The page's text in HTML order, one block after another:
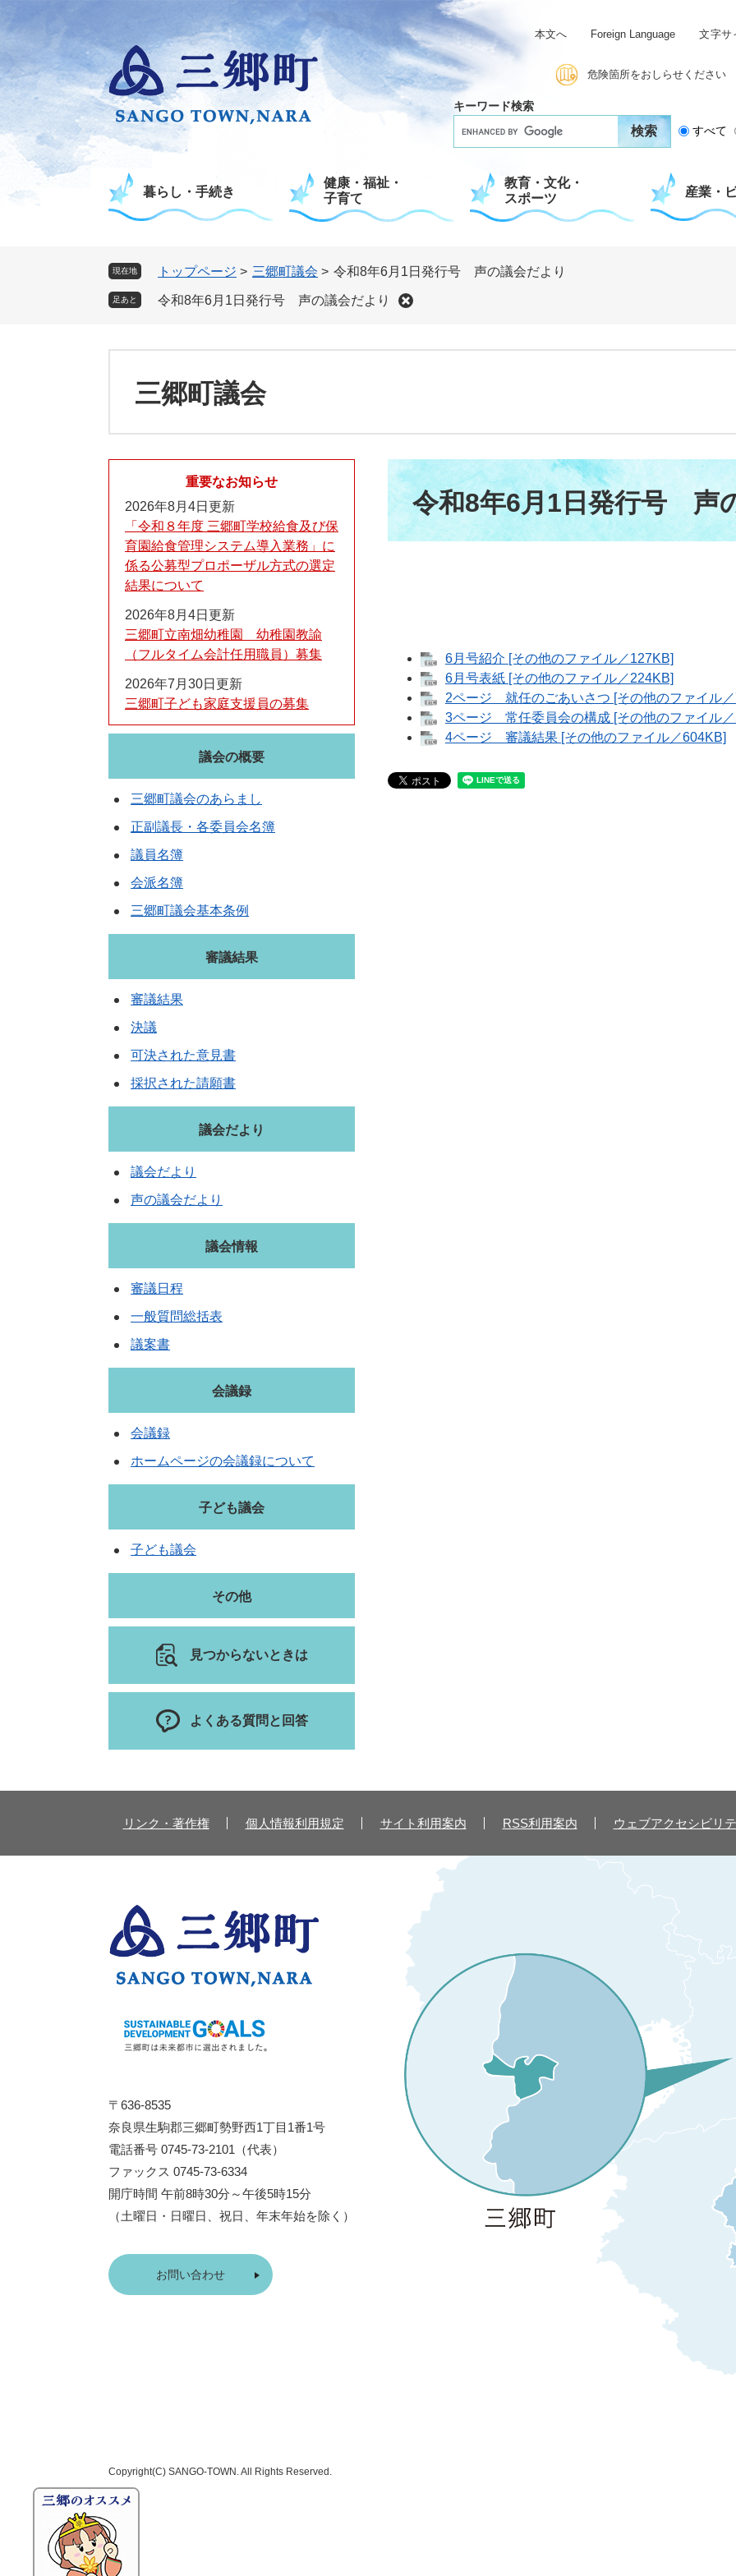
ー
の
先
で
ニ
ー
を
ば
本文へ Foreign Language 文字サ
危険箇所をおしらせください
キーワード検索
ム
検
すべて
暮らし・手続き
健康・福祉・
子育て
教育・文化・
スポーツ
産業・
現在地 トップページ > 三郷町議会 > 令和8年6月1日発行号 声の議会だより
足あと 令和8年6月1日発行号 声の議会だより
三郷町議会
文
令和8年6月1日発行号 声
6月号紹介 [その他のファイル／127KB]
6月号表紙 [その他のファイル／224KB]
2ページ 就任のごあいさつ [その他のファイル
3ページ 常任委員会の構成 [その他のファイル
4ページ 審議結果 [その他のファイル／604KB]
重要なお知らせ
2026年8月4日更新
「令和８年度 三郷町学校給食及び保
育園給食管理システム導入業務」に
係る公募型プロポーザル方式の選定
結果について
2026年8月4日更新
三郷町立南畑幼稚園 幼稚園教諭
（フルタイム会計任用職員）募集
2026年7月30日更新
三郷町子ども家庭支援員の募集
議会の概要
三郷町議会のあらまし
正副議長・各委員会名簿
議員名簿
会派名簿
三郷町議会基本条例
審議結果
審議結果
決議
可決された意見書
採択された請願書
議会だより
議会だより
声の議会だより
議会情報
審議日程
一般質問総括表
議案書
会議録
会議録
ホームページの会議録について
子ども議会
子ども議会
その他
見つからないときは
よくある質問と回答
リンク・著作権 個人情報利用規定 サイト利用案内 RSS利用案内 ウェブアクセシビリ
〒636-8535
奈良県生駒郡三郷町勢野西1丁目1番1号
電話番号 0745-73-2101（代表）
ファックス 0745-73-6334
開庁時間 午前8時30分～午後5時15分
（土曜日・日曜日、祝日、年末年始を除く）
お問い合わせ
Copyright(C) SANGO-TOWN. All Rights Reserved.